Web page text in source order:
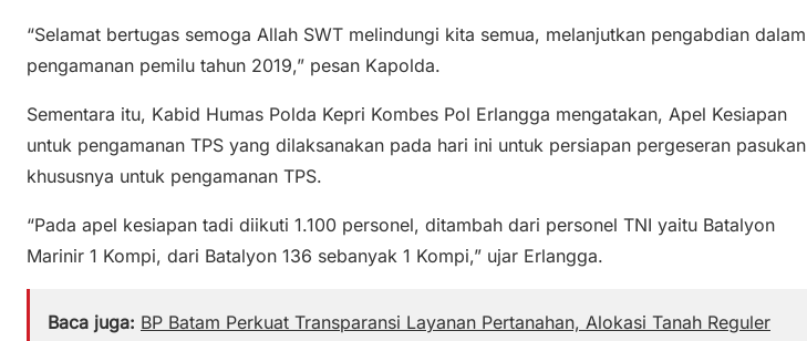
“Selamat bertugas semoga Allah SWT melindungi kita semua, melanjutkan pengabdian dalam
pengamanan pemilu tahun 2019,” pesan Kapolda.
Sementara itu, Kabid Humas Polda Kepri Kombes Pol Erlangga mengatakan, Apel Kesiapan
untuk pengamanan TPS yang dilaksanakan pada hari ini untuk persiapan pergeseran pasukan
khususnya untuk pengamanan TPS.
“Pada apel kesiapan tadi diikuti 1.100 personel, ditambah dari personel TNI yaitu Batalyon
Marinir 1 Kompi, dari Batalyon 136 sebanyak 1 Kompi,” ujar Erlangga.
Baca juga: BP Batam Perkuat Transparansi Layanan Pertanahan, Alokasi Tanah Reguler